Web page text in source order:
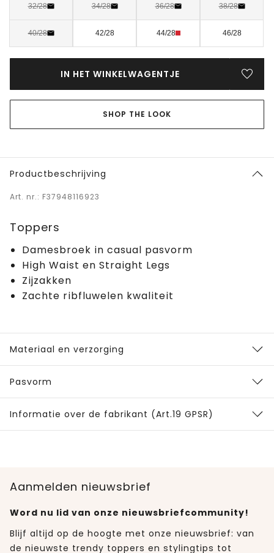
32/28 34/28 36/28 38/28
40/28 42/28 44/28 46/28
IN HET WINKELWAGENTJE
SHOP THE LOOK
Productbeschrijving
Art. nr.: F37948116923
Toppers
Damesbroek in casual pasvorm
High Waist en Straight Legs
Zijzakken
Zachte ribfluwelen kwaliteit
Materiaal en verzorging
Pasvorm
Informatie over de fabrikant (Art.19 GPSR)
Aanmelden nieuwsbrief
Word nu lid van onze nieuwsbriefcommunity!
Blijf altijd op de hoogte met onze nieuwsbrief: van
de nieuwste trendy toppers en stylingtips tot